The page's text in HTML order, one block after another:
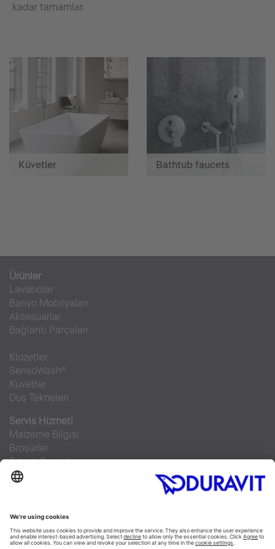
kadar tamamlar.
Küvetler Bathtub faucets
Ürünler
Lavabolar
Banyo Mobilyaları
Aksesuarlar
Bağlantı Parçaları
Klozetler
SensoWash®
Küvetler
Duş Tekneleri
Servis Hizmeti
Malzeme Bilgisi
Broşürler
Teknik Servisler
Sıkça sorulan sorular
Facebook
Instagram
Pinterest
RSS-Feed